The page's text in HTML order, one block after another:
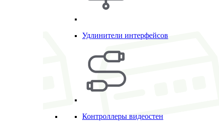
Удлинители интерфейсов
Контроллеры видеостен